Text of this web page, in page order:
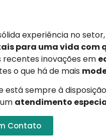
experiência no
para uma vida com
recentes inovações em
o que há de mais
está sempre à
atendimento
Contato